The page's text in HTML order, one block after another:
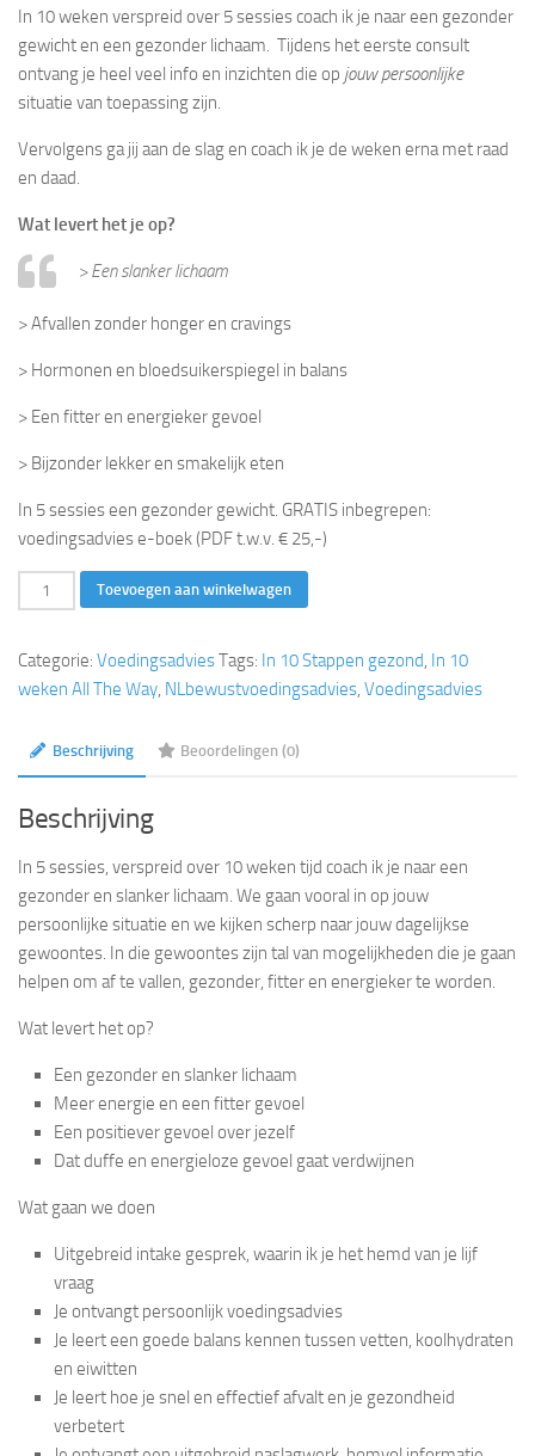
In 10 weken verspreid over 5 sessies coach ik je naar een gezonder
gewicht en een gezonder lichaam. Tijdens het eerste consult
ontvang je heel veel info en inzichten die op jouw persoonlijke
situatie van toepassing zijn.
Vervolgens ga jij aan de slag en coach ik je de weken erna met raad
en daad.
Wat levert het je op?
> Een slanker lichaam
> Afvallen zonder honger en cravings
> Hormonen en bloedsuikerspiegel in balans
> Een fitter en energieker gevoel
> Bijzonder lekker en smakelijk eten
In 5 sessies een gezonder gewicht. GRATIS inbegrepen:
voedingsadvies e-boek (PDF t.w.v. € 25,-)
10
All
The
aantal
Toevoegen aan winkelwagen
Categorie: VoedingsadviesTags: In 10 Stappen gezond In 10
weken All The Way NLbewustvoedingsadvies Voedingsadvies
Beschrijving Beoordelingen (0)
Beschrijving
In 5 sessies, verspreid over 10 weken tijd coach ik je naar een
gezonder en slanker lichaam. We gaan vooral in op jouw
persoonlijke situatie en we kijken scherp naar jouw dagelijkse
gewoontes. In die gewoontes zijn tal van mogelijkheden die je gaan
helpen om af te vallen, gezonder, fitter en energieker te worden.
Wat levert het op?
Een gezonder en slanker lichaam
Meer energie en een fitter gevoel
Een positiever gevoel over jezelf
Dat duffe en energieloze gevoel gaat verdwijnen
Wat gaan we doen
Uitgebreid intake gesprek, waarin ik je het hemd van je lijf
vraag
Je ontvangt persoonlijk voedingsadvies
Je leert een goede balans kennen tussen vetten, koolhydraten
en eiwitten
Je leert hoe je snel en effectief afvalt en je gezondheid
verbetert